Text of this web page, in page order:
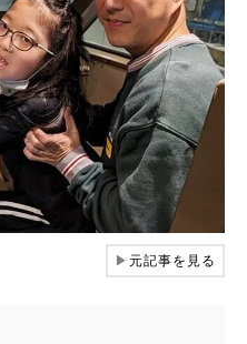
▶元記事を見る